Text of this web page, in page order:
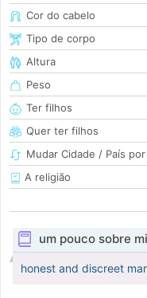
Cor do cabelo
Tipo de corpo
Altura
Peso
Ter filhos
Quer ter filhos
Mudar Cidade / País
A religião
um pouco sobre
honest and discreet